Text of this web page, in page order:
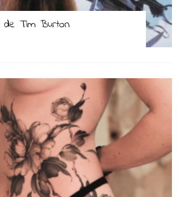
de Tim Burton